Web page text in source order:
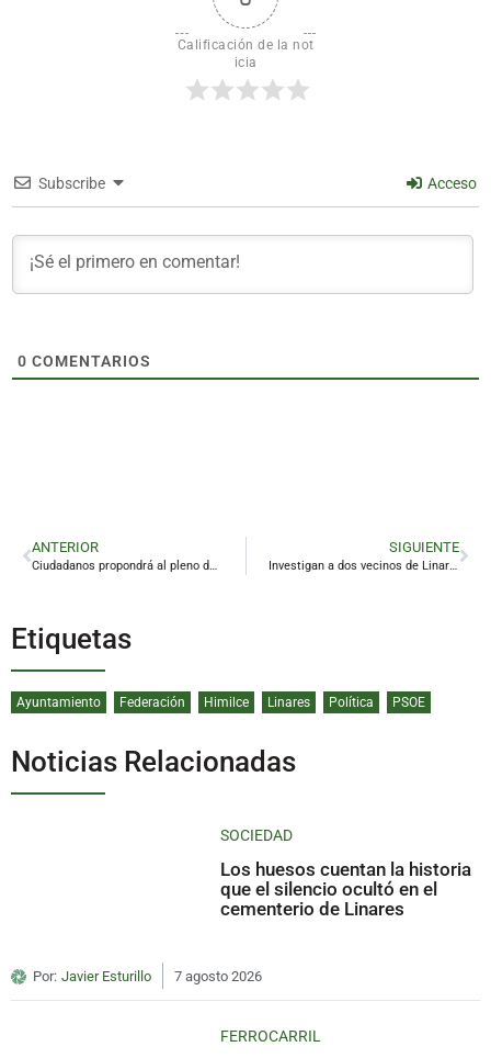
Calificación de la not
icia
Subscribe Acceso
0 COMENTARIOS
ANTERIOR
Ciudadanos propondrá al pleno de Diputación mejorar la seguridad vial para los ciclistas
SIGUIENTE
Investigan a dos vecinos de Linares por robar y matar a golpes a varios cerdos en Vilches
Etiquetas
Ayuntamiento Federación Himilce Linares Política PSOE
Noticias Relacionadas
SOCIEDAD
Los huesos cuentan la historia
que el silencio ocultó en el
cementerio de Linares
Por: Javier Esturillo 7 agosto 2026
FERROCARRIL